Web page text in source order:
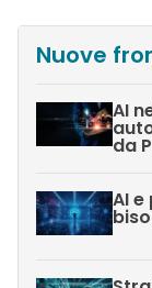
Nuove
AI
da
AI